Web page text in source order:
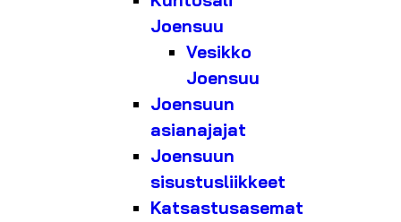
Joensuu
Vesikko
Joensuu
Joensuun
asianajajat
Joensuun
sisustusliikkeet
Katsastusasemat